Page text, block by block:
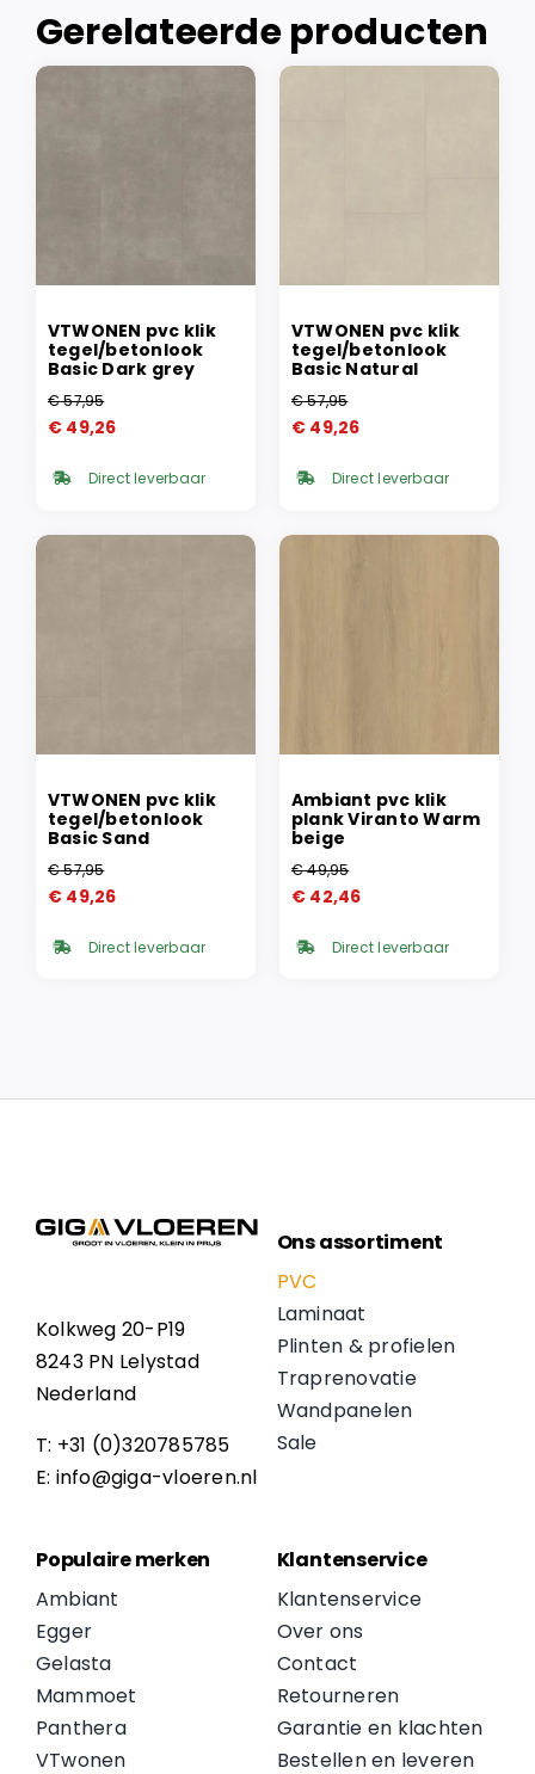
Gerelateerde producten
VTWONEN pvc klik
tegel/betonlook
Basic Dark grey
€57,95
Oorspronkelijke
was:
€ 49,26
Huidige
is: Direct leverbaar
VTWONEN pvc klik
tegel/betonlook
Basic Natural
€57,95
Oorspronkelijke
was:
€ 49,26
Huidige
is: Direct leverbaar
VTWONEN pvc klik
tegel/betonlook
Basic Sand
€57,95
Oorspronkelijke
was:
€ 49,26
Huidige
is: Direct leverbaar
Ambiant pvc klik
plank Viranto Warm
beige
€49,95
Oorspronkelijke
was:
€ 42,46
Huidige
is: Direct leverbaar
Kolkweg 20-P19
8243 PN Lelystad
Nederland
T: +31 (0)320785785
E: info@giga-vloeren.nl
Ons assortiment
PVC
Laminaat
Plinten & profielen
Traprenovatie
Wandpanelen
Sale
Populaire merken
Ambiant
Egger
Gelasta
Mammoet
Panthera
VTwonen
Klantenservice
Klantenservice
Over ons
Contact
Retourneren
Garantie en klachten
Bestellen en leveren